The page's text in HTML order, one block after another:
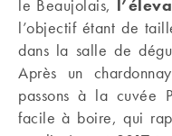
le Beaujolais,
l’objectif étant de
dans la salle de
Après un
passons à la cuvée
facile à boire, qui